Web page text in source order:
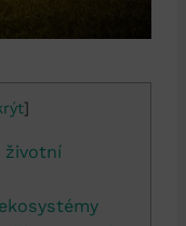
]
životní